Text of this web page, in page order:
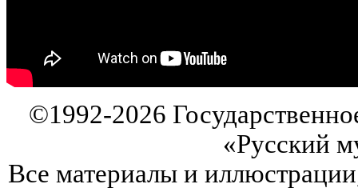
©1992-2026
«Русский
Все материалы и